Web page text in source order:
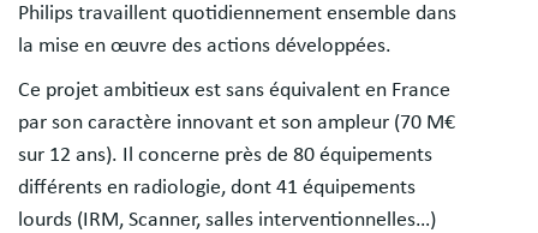
Philips travaillent quotidiennement ensemble dans
la mise en œuvre des actions développées.
Ce projet ambitieux est sans équivalent en France
par son caractère innovant et son ampleur (70 M€
sur 12 ans). Il concerne près de 80 équipements
différents en radiologie, dont 41 équipements
lourds (IRM, Scanner, salles interventionnelles…)